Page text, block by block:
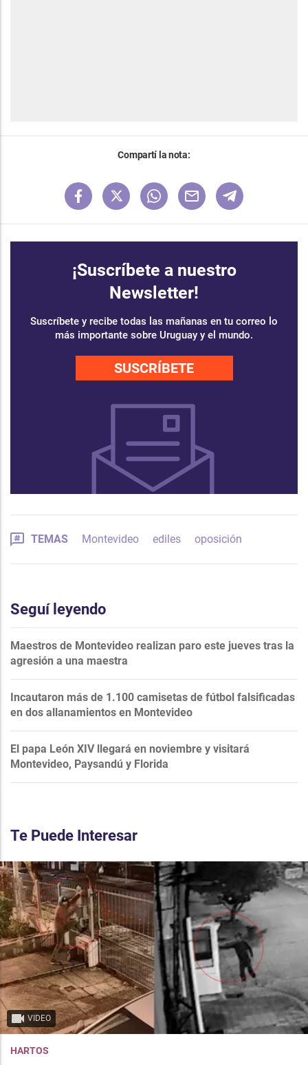
Compartí la nota:
¡Suscríbete a nuestro
Newsletter!
Suscríbete y recibe todas las mañanas en tu correo lo
más importante sobre Uruguay y el mundo.
SUSCRÍBETE
TEMAS Montevideo ediles oposición
Seguí leyendo
Maestros de Montevideo realizan paro este jueves tras la
agresión a una maestra
Incautaron más de 1.100 camisetas de fútbol falsificadas
en dos allanamientos en Montevideo
El papa León XIV llegará en noviembre y visitará
Montevideo, Paysandú y Florida
Te Puede Interesar
VIDEO
HARTOS